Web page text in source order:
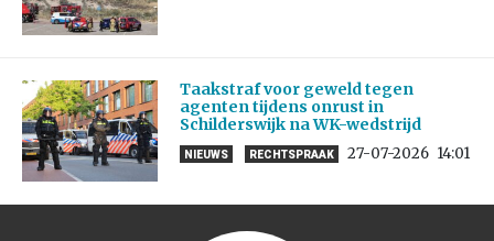
Taakstraf voor geweld tegen
agenten tijdens onrust in
Schilderswijk na WK-wedstrijd
NIEUWS RECHTSPRAAK 27-07-2026 14:01